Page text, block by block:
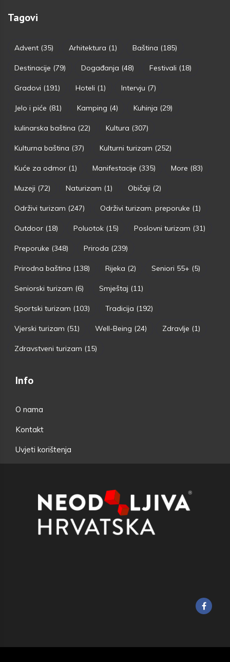
Tagovi
Advent (35) Arhitektura (1) Baština (185)
Destinacije (79) Događanja (48) Festivali (18)
Gradovi (191) Hoteli (1) Intervju (7)
Jelo i piće (81) Kamping (4) Kuhinja (29)
kulinarska baština (22) Kultura (307)
Kulturna baština (37) Kulturni turizam (252)
Kuće za odmor (1) Manifestacije (335) More (83)
Muzeji (72) Naturizam (1) Običaji (2)
Održivi turizam (247) Održivi turizam. preporuke (1)
Outdoor (18) Poluotok (15) Poslovni turizam (31)
Preporuke (348) Priroda (239)
Prirodna baština (138) Rijeka (2) Seniori 55+ (5)
Seniorski turizam (6) Smještaj (11)
Sportski turizam (103) Tradicija (192)
Vjerski turizam (51) Well-Being (24) Zdravlje (1)
Zdravstveni turizam (15)
Info
O nama
Kontakt
Uvjeti korištenja